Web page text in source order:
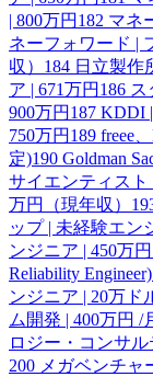
| 800万円 182 マネ
ネーフォワード |
収） 184 日立製作
ア | 671万円 186 ス
900万円 187 KDDI |
750万円 189 freee
定)190 Goldman
サイエンティスト
万円（現年収）
ップ | 未経験エン
ンジニア | 450万円
Reliability
ンジニア | 20万ド
ム開発 | 400万円 /
ロジー・コンサ
200 メガベンチャ